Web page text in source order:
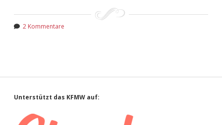
2 Kommentare
Sidebar
Unterstützt das KFMW auf: